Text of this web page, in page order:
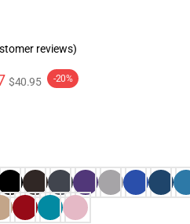
reviews)
$40.95 -20%